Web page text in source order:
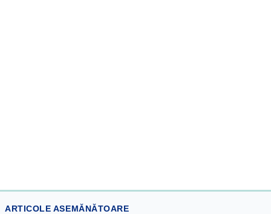
ARTICOLE ASEMĂNĂTOARE